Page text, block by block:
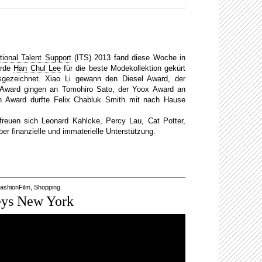
Talent Support(ITS) 2013 fand diese Woche in
Han Chul Leefür die beste Modekollektion gekürt
Xiao Li gewann den Diesel Award, der
gingen an Tomohiro Sato, der Yoox Award an
Award durfte Felix Chabluk Smith mit nach Hause
sich Leonard Kahlcke, Percy Lau, Cat Potter,
finanzielle und immaterielle Unterstützung.
Shopping
New York